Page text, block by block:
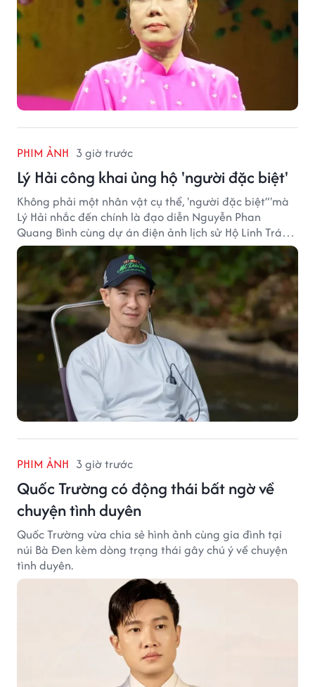
PHIM ẢNH 3 giờ trước
Lý Hải công khai ủng hộ 'người đặc biệt'
Không phải một nhân vật cụ thể, 'người đặc biệt”'mà
Lý Hải nhắc đến chính là đạo diễn Nguyễn Phan
Quang Bình cùng dự án điện ảnh lịch sử Hộ Linh Tráng
Sĩ: Bí Ẩn Mộ Vua Đinh.
PHIM ẢNH 3 giờ trước
Quốc Trường có động thái bất ngờ về
chuyện tình duyên
Quốc Trường vừa chia sẻ hình ảnh cùng gia đình tại
núi Bà Đen kèm dòng trạng thái gây chú ý về chuyện
tình duyên.